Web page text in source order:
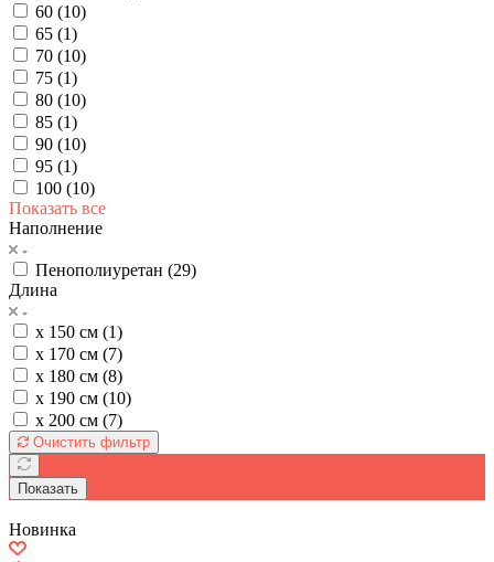
60 (10)
65 (1)
70 (10)
75 (1)
80 (10)
85 (1)
90 (10)
95 (1)
100 (10)
Показать все
Наполнение
Пенополиуретан (29)
Длина
х 150 см (1)
х 170 см (7)
х 180 см (8)
х 190 см (10)
х 200 см (7)
Очистить фильтр
Показать
Новинка